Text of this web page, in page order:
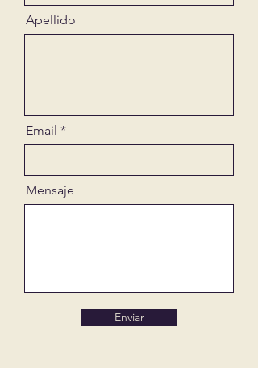
Apellido
Email
Mensaje
Enviar